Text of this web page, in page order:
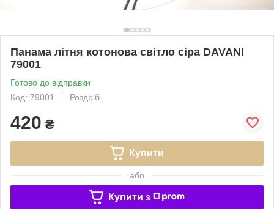
Панама літня котонова світло сіра DAVANI
79001
Готово до відправки
Код: 79001
Роздріб
420 ₴
Купити
або
Купити з